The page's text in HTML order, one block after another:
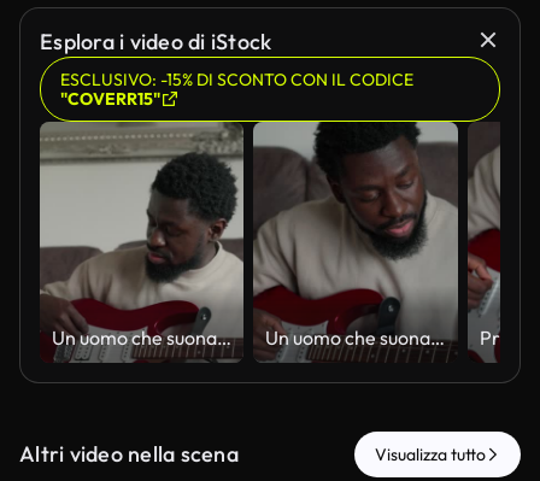
Esplora i video di iStock
ESCLUSIVO: -15% DI SCONTO CON IL CODICE
"COVERR15"
Un uomo che suona la chitarra in casa sua Un uomo che suona la chitarra in casa sua
Altri video nella scena Visualizza tutto